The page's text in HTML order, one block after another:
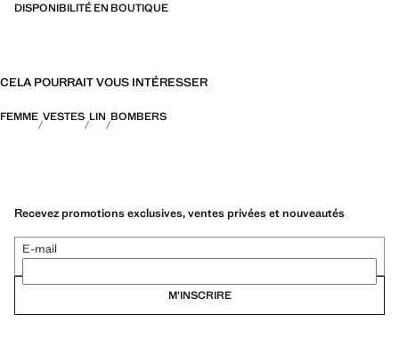
DISPONIBILITÉ EN BOUTIQUE
CELA POURRAIT VOUS INTÉRESSER
FEMME VESTES LIN BOMBERS
Recevez promotions exclusives, ventes privées et nouveautés
E-mail
M’INSCRIRE